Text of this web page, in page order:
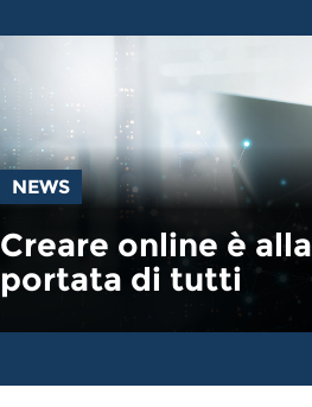
NEWS
Creare online è alla
portata di tutti